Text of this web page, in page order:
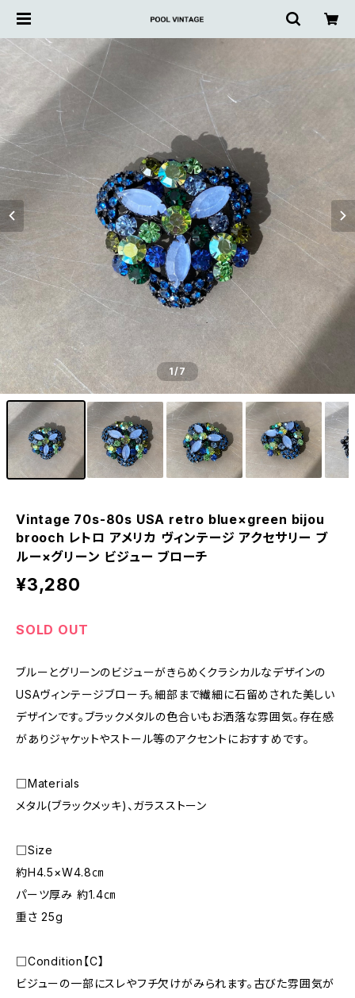
1/7
Vintage 70s-80s USA retro blue×green bijou
brooch レトロ アメリカ ヴィンテージ アクセサリー ブ
ルー×グリーン ビジュー ブローチ
¥3,280
SOLD OUT
ブルーとグリーンのビジューがきらめくクラシカルなデザインの
USAヴィンテージブローチ。細部まで繊細に石留めされた美しい
デザインです。ブラックメタルの色合いもお洒落な雰囲気。存在感
がありジャケットやストール等のアクセントにおすすめです。
□Materials
メタル(ブラックメッキ)、ガラスストーン
□Size
約H4.5×W4.8㎝
パーツ厚み 約1.4㎝
重さ 25g
□Condition【C】
ビジューの一部にスレやフチ欠けがみられます。古びた雰囲気が